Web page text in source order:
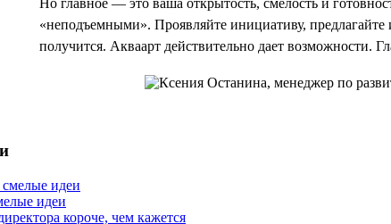
«неподъемными». Проявляйте инициативу,
получится. Акваарт действительно дает возможности.
идеи